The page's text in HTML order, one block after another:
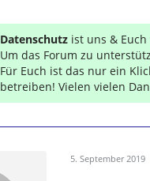
Datenschutz ist uns &
Um das Forum zu
Für Euch ist das nur ein
betreiben! Vielen vielen
5. September 2019